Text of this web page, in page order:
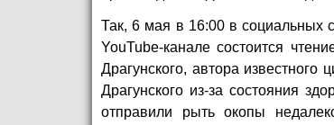
Так, 6 мая в 16:00 всоциальных
YouTube-канале состоится
Драгунского, автора
Драгунского из-за состояния
отправили рыть окопы